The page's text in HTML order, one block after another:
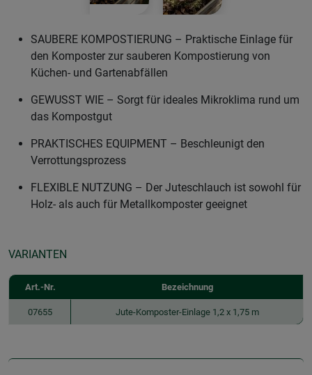
SAUBERE KOMPOSTIERUNG – Praktische Einlage für
den Komposter zur sauberen Kompostierung von
Küchen- und Gartenabfällen
GEWUSST WIE – Sorgt für ideales Mikroklima rund um
das Kompostgut
PRAKTISCHES EQUIPMENT – Beschleunigt den
Verrottungsprozess
FLEXIBLE NUTZUNG – Der Juteschlauch ist sowohl für
Holz- als auch für Metallkomposter geeignet
VARIANTEN
Art.-Nr. Bezeichnung
07655 Jute-Komposter-Einlage 1,2 x 1,75 m